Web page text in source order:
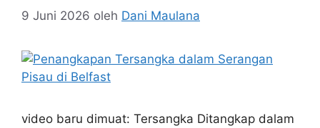
9 Juni 2026 oleh Dani Maulana
video baru dimuat: Tersangka Ditangkap dalam